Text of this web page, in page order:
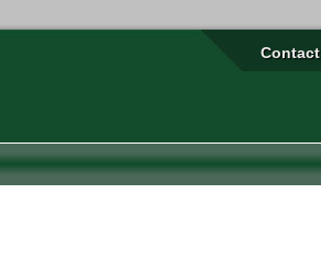
Contact